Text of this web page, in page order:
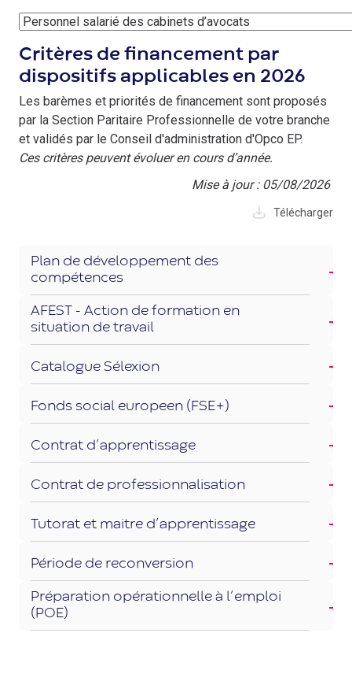
Critères de financement par
dispositifs applicables en 2026
Les barèmes et priorités de financement sont proposés
par la Section Paritaire Professionnelle de votre branche
et validés par le Conseil d'administration d'Opco EP.
Ces critères peuvent évoluer en cours d’année.
Mise à jour : 05/08/2026
Télécharger
Plan de développement des
compétences
AFEST - Action de formation en
situation de travail
Catalogue Sélexion
Fonds social europeen (FSE+)
Contrat d’apprentissage
Contrat de professionnalisation
Tutorat et maitre d’apprentissage
Période de reconversion
Préparation opérationnelle à l’emploi
(POE)